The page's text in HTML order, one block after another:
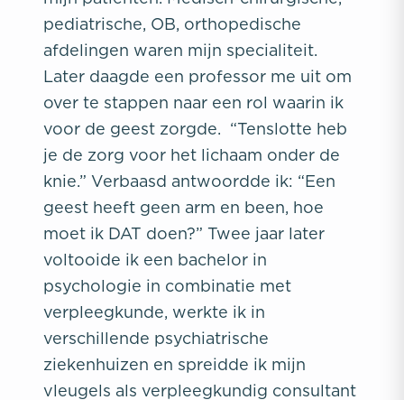
pediatrische, OB, orthopedische
afdelingen waren mijn specialiteit.
Later daagde een professor me uit om
over te stappen naar een rol waarin ik
voor de geest zorgde. “Tenslotte heb
je de zorg voor het lichaam onder de
knie.” Verbaasd antwoordde ik: “Een
geest heeft geen arm en been, hoe
moet ik DAT doen?” Twee jaar later
voltooide ik een bachelor in
psychologie in combinatie met
verpleegkunde, werkte ik in
verschillende psychiatrische
ziekenhuizen en spreidde ik mijn
vleugels als verpleegkundig consultant